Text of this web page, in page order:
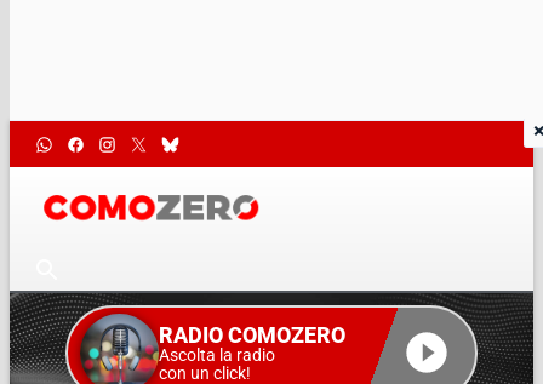
RADIO COMOZERO
Ascolta la radio
con un click!